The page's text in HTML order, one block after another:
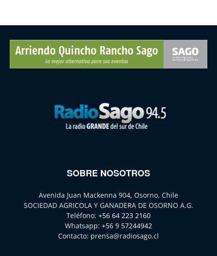
SOBRE NOSOTROS
Avenida Juan Mackenna 904, Osorno, Chile
SOCIEDAD AGRICOLA Y GANADERA DE OSORNO A.G.
Teléfono: +56 64 223 2160
Whatsapp: +56 9 57244942
Contacto: prensa@radiosago.cl